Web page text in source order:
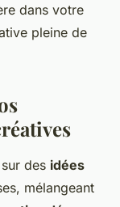
dans votre
pleine de
des idées
mélangeant